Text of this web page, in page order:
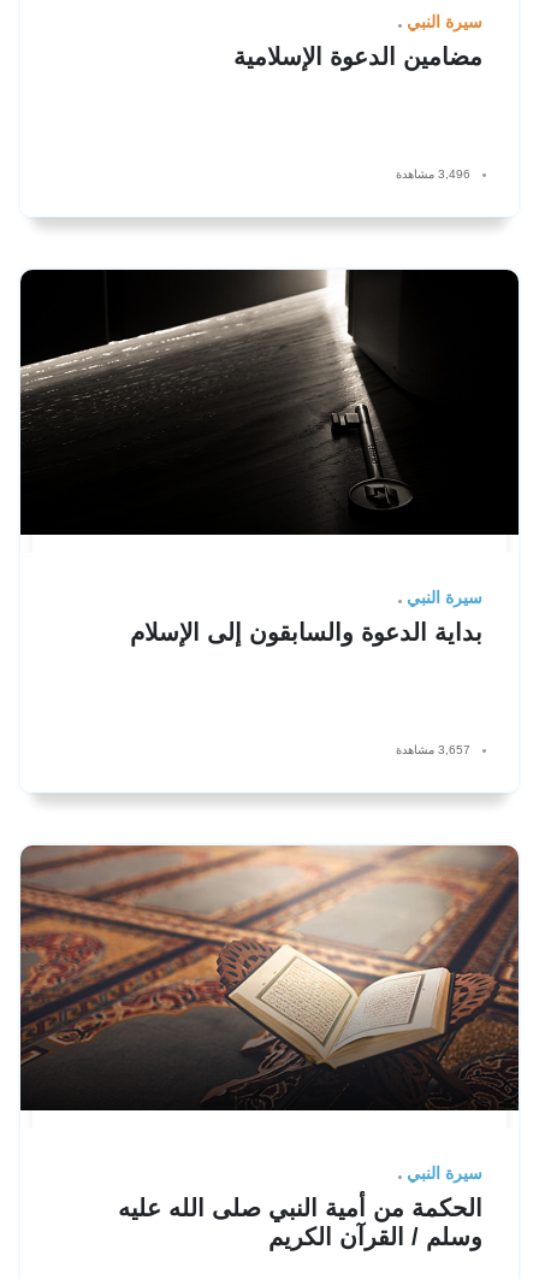
سيرة النبي
مضامين الدعوة الإسلامية
3,496 مشاهدة
سيرة النبي
بداية الدعوة والسابقون إلى الإسلام
3,657 مشاهدة
سيرة النبي
الحكمة من أمية النبي صلى الله عليه
وسلم / القرآن الكريم